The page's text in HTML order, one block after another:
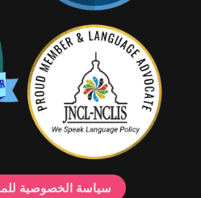
سياسة الخصوصية